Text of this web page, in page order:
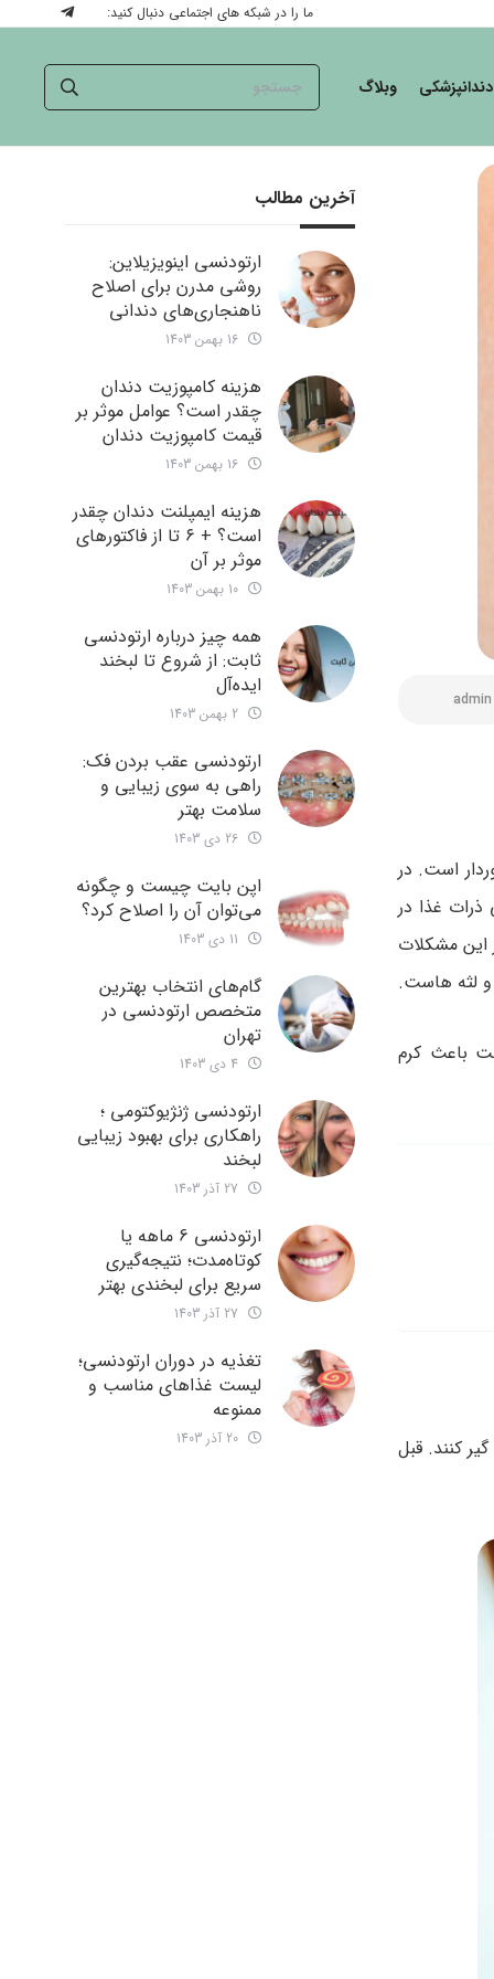
ما را در شبکه های اجتماعی دنبال کنید:
وبلاگ
admin
است. در
غذا در
این مشکلات
و لثه‌ هاست.
باعث کرم‌
کنند. قبل
آخرین مطالب
ارتودنسی اینویزیلاین:
روشی مدرن برای اصلاح
ناهنجاری‌های دندانی
هزینه کامپوزیت دندان
چقدر است؟ عوامل موثر بر
قیمت کامپوزیت دندان
هزینه ایمپلنت دندان چقدر
است؟ + ۶ تا از فاکتورهای
موثر بر آن
همه چیز درباره ارتودنسی
ثابت: از شروع تا لبخند
ایده‌آل
ارتودنسی عقب بردن فک:
راهی به سوی زیبایی و
سلامت بهتر
اپن بایت چیست و چگونه
می‌توان آن را اصلاح کرد؟
گام‌های انتخاب بهترین
متخصص ارتودنسی در
تهران
ارتودنسی ژنژیوکتومی ؛
راهکاری برای بهبود زیبایی
لبخند
ارتودنسی 6 ماهه یا
کوتاه‌مدت؛ نتیجه‌گیری
سریع برای لبخندی بهتر
تغذیه در دوران ارتودنسی؛
لیست غذاهای مناسب و
ممنوعه